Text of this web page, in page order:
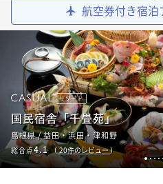
航空券付き宿泊
1234
リゾート
国民宿舎「千畳苑」
島根県 / 益田・浜田・津和野
総合点4.1（20件のレビュー）